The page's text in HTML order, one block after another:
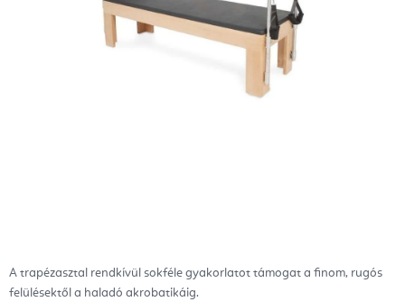
A trapézasztal rendkívül sokféle gyakorlatot támogat a finom, rugós
felülésektől a haladó akrobatikáig.